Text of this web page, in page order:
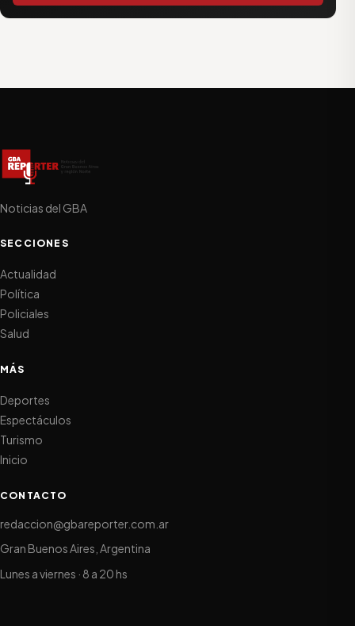
Noticias del GBA
SECCIONES
Actualidad
Política
Policiales
Salud
MÁS
Deportes
Espectáculos
Turismo
Inicio
CONTACTO
redaccion@gbareporter.com.ar
Gran Buenos Aires, Argentina
Lunes a viernes · 8 a 20 hs